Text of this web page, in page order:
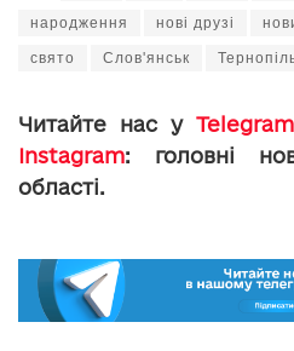
народження нові друзі
свято Слов'янськ
Читайте нас у Telegram
Instagram: головні
області.